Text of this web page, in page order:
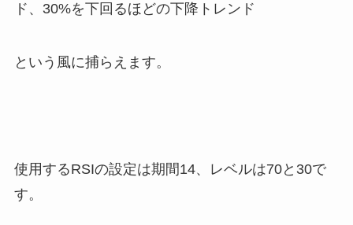
ド、30%を下回るほどの下降トレンド
という風に捕らえます。
使用するRSIの設定は期間14、レベルは70と30で
す。